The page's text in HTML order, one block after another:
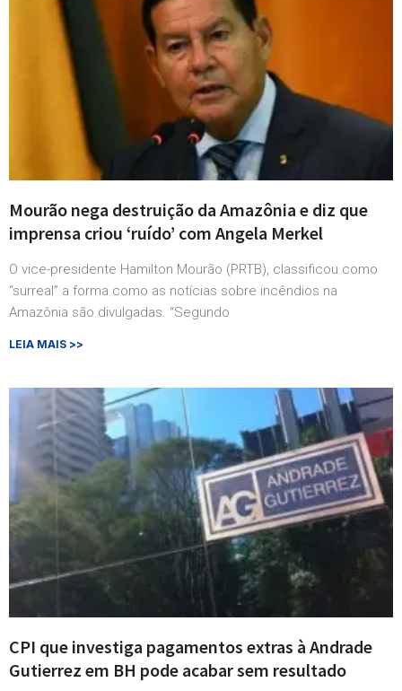
Mourão nega destruição da Amazônia e diz que
imprensa criou ‘ruído’ com Angela Merkel
O vice-presidente Hamilton Mourão (PRTB), classificou como
“surreal” a forma como as notícias sobre incêndios na
Amazônia são divulgadas. “Segundo
LEIA MAIS >>
CPI que investiga pagamentos extras à Andrade
Gutierrez em BH pode acabar sem resultado